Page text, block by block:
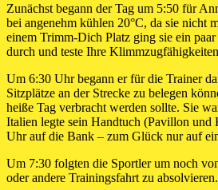
Zunächst begann der Tag um 5:50 für
bei angenehm kühlen 20°C, da sie nicht
einem Trimm-Dich Platz ging sie ein
durch und teste Ihre
Um 6:30 Uhr begann er für die Trainer
Sitzplätze an der Strecke zu belegen
heiße Tag verbracht werden sollte. Sie
Italien legte sein Handtuch (Pavillon
Uhr auf die Bank – zum Glück nur auf
Um 7:30 folgten die Sportler um noch
oder andere Trainingsfahrt zu absolvieren.